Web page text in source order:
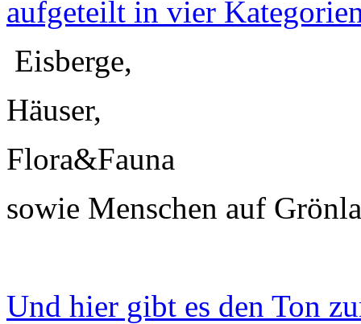
Eisberge,
Häuser,
Flora&Fauna
sowie Menschen auf
Und hier gibt es den Ton